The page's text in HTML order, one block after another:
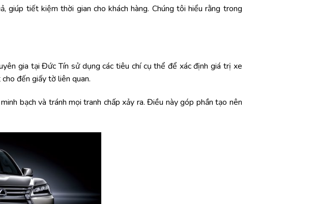
tiết kiệm thời gian cho khách hàng. Chúng tôi hiểu rằng trong
gia tại Đức Tín sử dụng các tiêu chí cụ thể để xác định giá trị xe
đến giấy tờ liên quan.
bạch và tránh mọi tranh chấp xảy ra. Điều này góp phần tạo nên